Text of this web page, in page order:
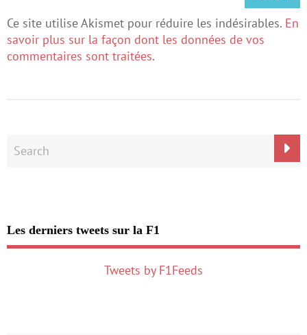
Ce site utilise Akismet pour réduire les indésirables. En
savoir plus sur la façon dont les données de vos
commentaires sont traitées.
Les derniers tweets sur la F1
Tweets by F1Feeds